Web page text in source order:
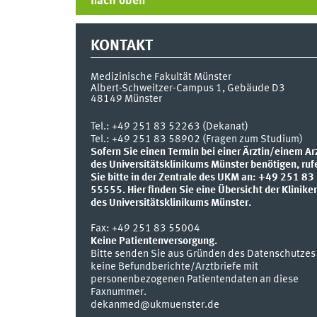
KONTAKT
Medizinische Fakultät Münster
Albert-Schweitzer-Campus 1, Gebäude D3
48149 Münster
Tel.: +49 251 83 52263 (Dekanat)
Tel.: +49 251 83 58902 (Fragen zum Studium)
Sofern Sie einen Termin bei einer Ärztin/einem
des Universitätsklinikums Münster benötigen,
Sie bitte in der Zentrale des UKM an: +49 251 83
55555. Hier finden Sie eine Übersicht der
des Universitätsklinikums Münster.
Fax: +49 251 83 55004
Keine Patientenversorgung.
Bitte senden Sie aus Gründen des Datenschutzes
keine Befundberichte/Arztbriefe mit
personenbezogenen Patientendaten an diese
Faxnummer.
dekanmed@ukmuenster.de